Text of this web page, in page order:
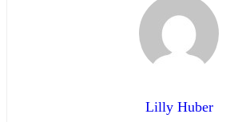
Lilly Huber